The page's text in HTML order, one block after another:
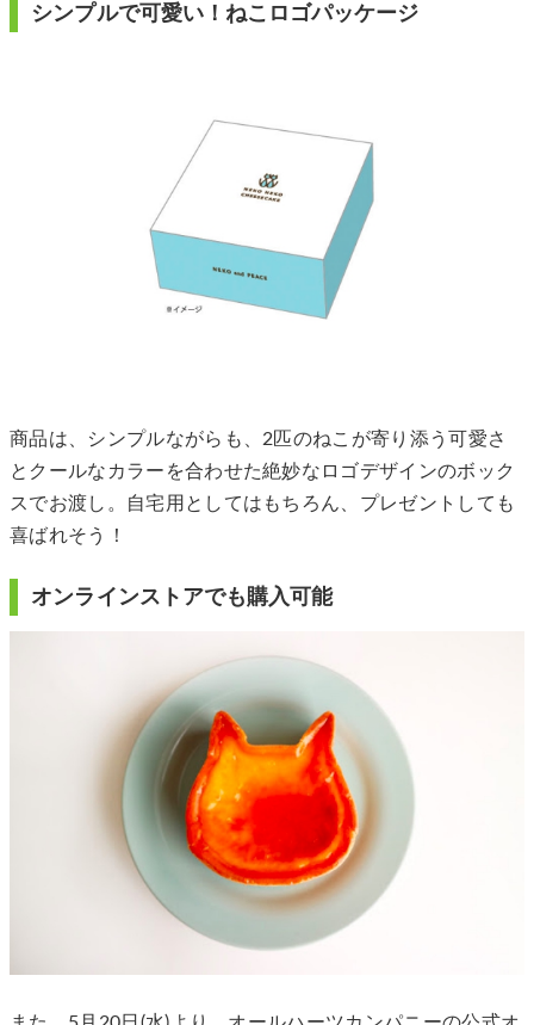
シンプルで可愛い！ねこロゴパッケージ
商品は、シンプルながらも、2匹のねこが寄り添う可愛さ
とクールなカラーを合わせた絶妙なロゴデザインのボック
スでお渡し。自宅用としてはもちろん、プレゼントしても
喜ばれそう！
オンラインストアでも購入可能